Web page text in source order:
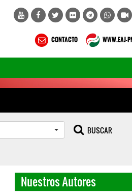
CONTACTO WWW.EAJ-
BUSCAR
Nuestros Autores